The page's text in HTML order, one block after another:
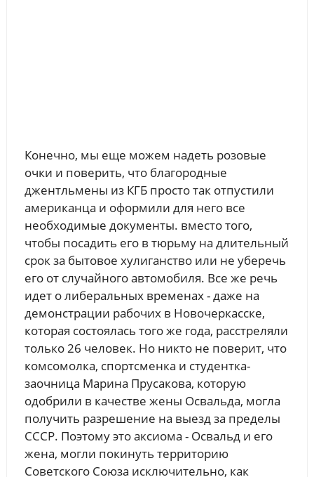
Конечно, мы еще можем надеть розовые
очки и поверить, что благородные
джентльмены из КГБ просто так отпустили
американца и оформили для него все
необходимые документы. вместо того,
чтобы посадить его в тюрьму на длительный
срок за бытовое хулиганство или не уберечь
его от случайного автомобиля. Все же речь
идет о либеральных временах - даже на
демонстрации рабочих в Новочеркасске,
которая состоялась того же года, расстреляли
только 26 человек. Но никто не поверит, что
комсомолка, спортсменка и студентка-
заочница Марина Прусакова, которую
одобрили в качестве жены Освальда, могла
получить разрешение на выезд за пределы
СССР. Поэтому это аксиома - Освальд и его
жена, могли покинуть территорию
Советского Союза исключительно, как